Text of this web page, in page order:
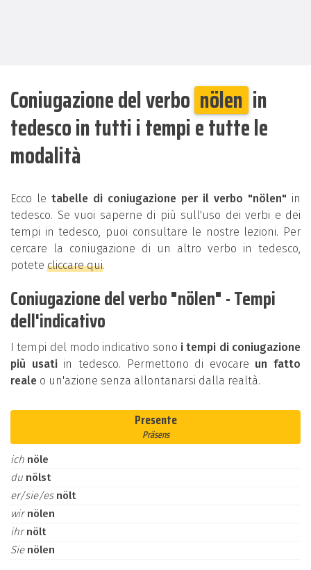
Coniugazione del verbo nölen in
tedesco in tutti i tempi e tutte le
modalità
Ecco le tabelle di coniugazione per il verbo "nölen" in
tedesco. Se vuoi saperne di più sull'uso dei verbi e dei
tempi in tedesco, puoi consultare le nostre lezioni. Per
cercare la coniugazione di un altro verbo in tedesco,
potete cliccare qui.
Coniugazione del verbo "nölen" - Tempi
dell'indicativo
I tempi del modo indicativo sono i tempi di coniugazione
più usati in tedesco. Permettono di evocare un fatto
reale o un'azione senza allontanarsi dalla realtà.
Presente
Präsens
ich nöle
du nölst
er/sie/es nölt
wirnölen
ihrnölt
Sie nölen